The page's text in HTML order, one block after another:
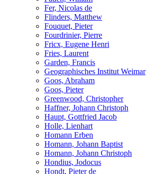
Fer, Nicolas de
Flinders, Matthew
Fouquet, Pieter
Fourdrinier, Pierre
Fricx, Eugene Henri
Fries, Laurent
Garden, Francis
Geographisches Institut Weimar
Goos, Abraham
Goos, Pieter
Greenwood, Christopher
Haffner, Johann Christoph
Haupt, Gottfried Jacob
Holle, Lienhart
Homann Erben
Homann, Johann Baptist
Homann, Johann Christoph
Hondius, Jodocus
Hondt, Pieter de